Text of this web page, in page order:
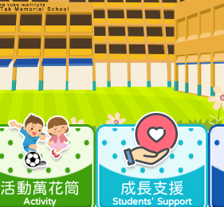
活動萬花筒
Activity
成長支援
Students' Support